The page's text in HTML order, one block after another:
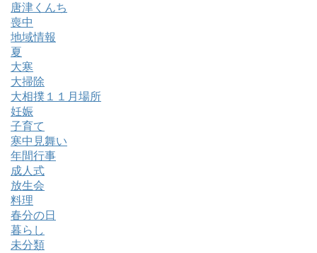
唐津くんち
喪中
地域情報
夏
大寒
大掃除
大相撲１１月場所
妊娠
子育て
寒中見舞い
年間行事
成人式
放生会
料理
春分の日
暮らし
未分類